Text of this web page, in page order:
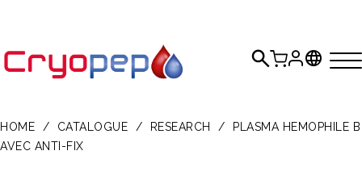
HOME / CATALOGUE / RESEARCH /
PLASMA HEMOPHILE B
AVEC ANTI-FIX